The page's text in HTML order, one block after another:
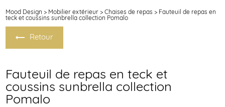
Mood Design > Mobilier extérieur >Chaises de repas > Fauteuil de repas en
teck et coussins sunbrella collection Pomalo
Retour
Fauteuil de repas en teck et
coussins sunbrella collection
Pomalo